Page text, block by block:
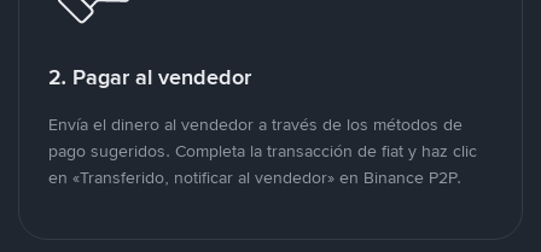
2. Pagar al vendedor
Envía el dinero al vendedor a través de los métodos de
pago sugeridos. Completa la transacción de fiat y haz clic
en «Transferido, notificar al vendedor» en Binance P2P.